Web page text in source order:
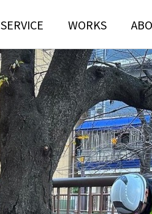
SERVICE WORKS
TREE RISK
ASSESSMENT